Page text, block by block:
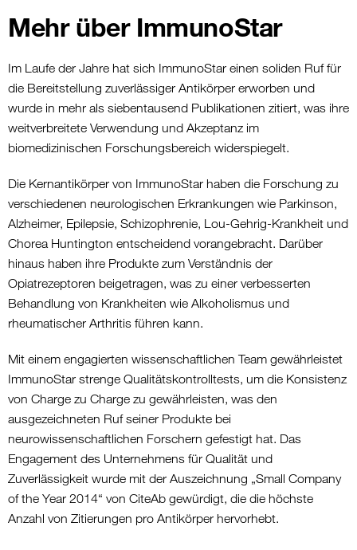
Mehr über ImmunoStar
Im Laufe der Jahre hat sich ImmunoStar einen soliden Ruf für
die Bereitstellung zuverlässiger Antikörper erworben und
wurde in mehr als siebentausend Publikationen zitiert, was ihre
weitverbreitete Verwendung und Akzeptanz im
biomedizinischen Forschungsbereich widerspiegelt.
Die Kernantikörper von ImmunoStar haben die Forschung zu
verschiedenen neurologischen Erkrankungen wie Parkinson,
Alzheimer, Epilepsie, Schizophrenie, Lou-Gehrig-Krankheit und
Chorea Huntington entscheidend vorangebracht. Darüber
hinaus haben ihre Produkte zum Verständnis der
Opiatrezeptoren beigetragen, was zu einer verbesserten
Behandlung von Krankheiten wie Alkoholismus und
rheumatischer Arthritis führen kann.
Mit einem engagierten wissenschaftlichen Team gewährleistet
ImmunoStar strenge Qualitätskontrolltests, um die Konsistenz
von Charge zu Charge zu gewährleisten, was den
ausgezeichneten Ruf seiner Produkte bei
neurowissenschaftlichen Forschern gefestigt hat. Das
Engagement des Unternehmens für Qualität und
Zuverlässigkeit wurde mit der Auszeichnung „Small Company
of the Year 2014“ von CiteAb gewürdigt, die die höchste
Anzahl von Zitierungen pro Antikörper hervorhebt.